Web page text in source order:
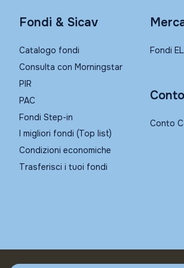
Fondi & Sicav
Catalogo fondi
Consulta con Morningstar
PIR
PAC
Fondi Step-in
I migliori fondi (Top list)
Condizioni economiche
Trasferisci i tuoi fondi
Fondi
Conto